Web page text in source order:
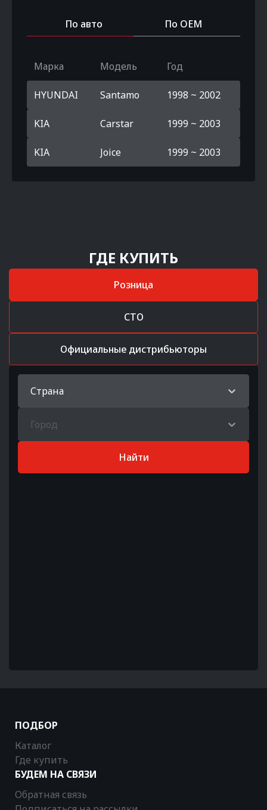
По авто По OEM
Марка Модель Год
HYUNDAI Santamo 1998 ~ 2002
KIA Carstar 1999 ~ 2003
KIA Joice 1999 ~ 2003
ГДЕ КУПИТЬ
Розница
СТО
Официальные дистрибьюторы
Страна
Город
Найти
ПОДБОР
Каталог
Где купить
БУДЕМ НА СВЯЗИ
Обратная связь